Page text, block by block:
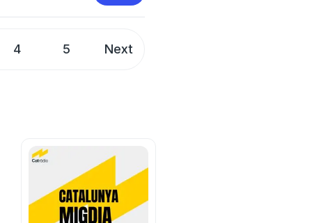
Adrià, l'únic ciclista de
4 5 Next